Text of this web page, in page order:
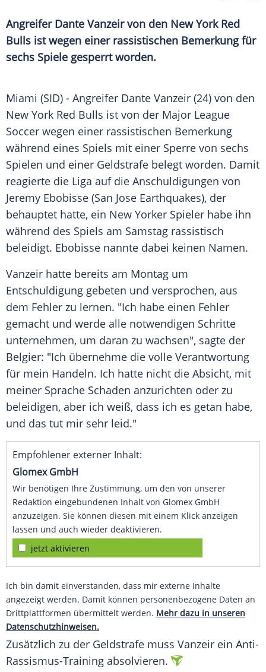
Angreifer Dante Vanzeir von den New York Red
Bulls ist wegen einer rassistischen Bemerkung für
sechs Spiele gesperrt worden.
Miami (SID) - Angreifer Dante Vanzeir (24) von den
New York Red Bulls ist von der Major League
Soccer wegen einer rassistischen Bemerkung
während eines Spiels mit einer Sperre von sechs
Spielen und einer Geldstrafe belegt worden. Damit
reagierte die Liga auf die Anschuldigungen von
Jeremy Ebobisse (San Jose Earthquakes), der
behauptet hatte, ein New Yorker Spieler habe ihn
während des Spiels am Samstag rassistisch
beleidigt. Ebobisse nannte dabei keinen Namen.
Vanzeir hatte bereits am Montag um
Entschuldigung gebeten und versprochen, aus
dem Fehler zu lernen. "Ich habe einen Fehler
gemacht und werde alle notwendigen Schritte
unternehmen, um daran zu wachsen", sagte der
Belgier: "Ich übernehme die volle Verantwortung
für mein Handeln. Ich hatte nicht die Absicht, mit
meiner Sprache Schaden anzurichten oder zu
beleidigen, aber ich weiß, dass ich es getan habe,
und das tut mir sehr leid."
Empfohlener externer Inhalt:
Glomex GmbH
Wir benötigen Ihre Zustimmung, um den von unserer
Redaktion eingebundenen Inhalt von Glomex GmbH
anzuzeigen. Sie können diesen mit einem Klick anzeigen
lassen und auch wieder deaktivieren.
jetzt aktivieren
Ich bin damit einverstanden, dass mir externe Inhalte
angezeigt werden. Damit können personenbezogene Daten an
Drittplattformen übermittelt werden. Mehr dazu in unseren
Datenschutzhinweisen.
Zusätzlich zu der Geldstrafe muss Vanzeir ein Anti-
Rassismus-Training absolvieren.